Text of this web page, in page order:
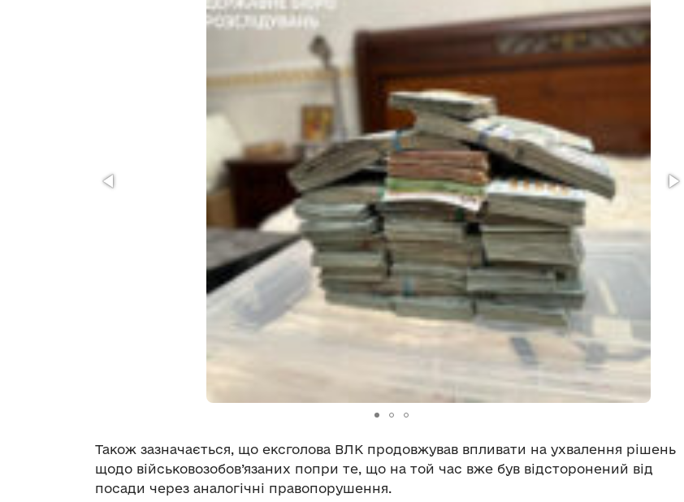
Також зазначається, що ексголова ВЛК продовжував впливати на ухвалення рішень
щодо військовозобов’язаних попри те, що на той час вже був відсторонений від
посади через аналогічні правопорушення.